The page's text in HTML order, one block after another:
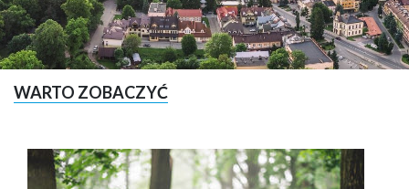
WARTO ZOBACZYĆ